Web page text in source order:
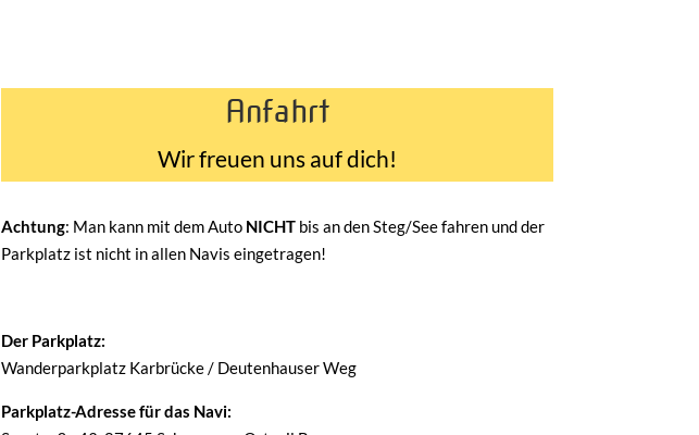
Anfahrt
Wir freuen uns auf dich!
Achtung: Man kann mit dem Auto NICHT bis an den Steg/See fahren und der
Parkplatz ist nicht in allen Navis eingetragen!
Der Parkplatz:
Wanderparkplatz Karbrücke / Deutenhauser Weg
Parkplatz-Adresse für das Navi: